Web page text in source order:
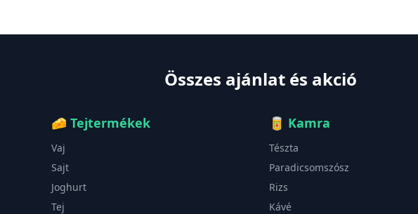
Összes ajánlat és akció
🧀 Tejtermékek
Vaj
Sajt
Joghurt
Tej
🥫 Kamra
Tészta
Paradicsomszósz
Rizs
Kávé